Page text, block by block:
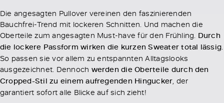
Die angesagten Pullover vereinen den faszinierenden
Bauchfrei-Trend mit lockeren Schnitten. Und machen die
Oberteile zum angesagten Must-have für den Frühling. Durch
die lockere Passform wirken die kurzen Sweater total lässig.
So passen sie vor allem zu entspannten Alltagslooks
ausgezeichnet. Dennoch werden die Oberteile durch den
Cropped-Stil zu einem aufregenden Hingucker, der
garantiert sofort alle Blicke auf sich zieht!